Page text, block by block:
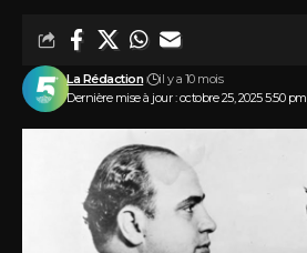
Dernière mise à jour : octobre 25, 2025 5:50 pm
La Rédaction il y a 10 mois